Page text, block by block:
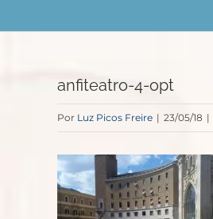
anfiteatro-4-opt
Por Luz Picos Freire | 23/05/18 |